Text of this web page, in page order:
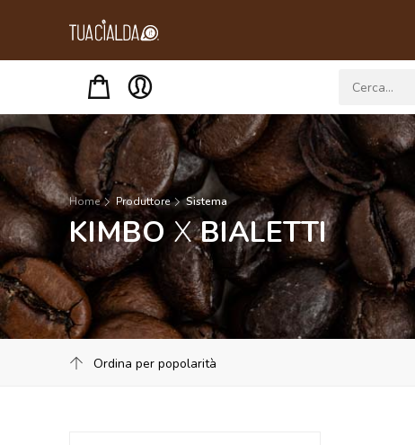
Home Produttore Sistema
KIMBOXBIALETTI